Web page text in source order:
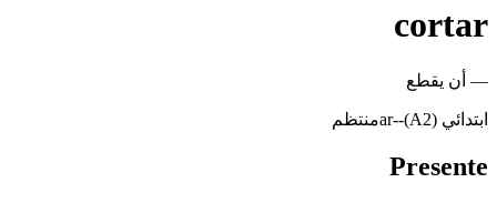
cortar
— أن يقطع
ابتدائي (A2) -
-ar منتظم
Presente